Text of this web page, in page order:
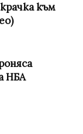
към
НБА